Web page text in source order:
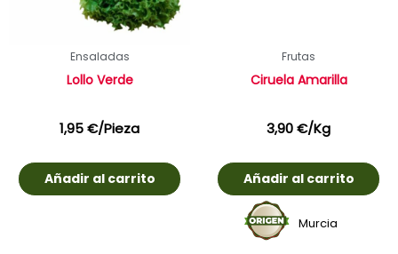
Ensaladas
Lollo Verde
1,95€/Pieza
Añadir al carrito
Frutas
Ciruela Amarilla
3,90€/Kg
Añadir al carrito
Murcia